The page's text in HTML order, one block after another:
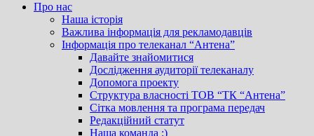
Про нас
Наша історія
Важлива інформація для рекламодавців
Інформація про телеканал “Антена”
Давайте знайомитися
Дослідження аудиторії телеканалу
Допомога проекту
Cтруктура власності ТОВ “ТК “Антена”
Сітка мовлення та програма передач
Редакційний статут
Наша команда :)